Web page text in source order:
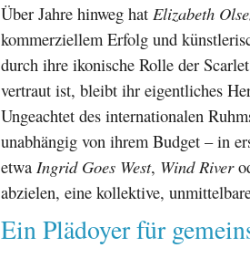
Über Jahre hinweg hat Elizabeth
kommerziellem Erfolg und
durch ihre ikonische Rolle der
vertraut ist, bleibt ihr eigentliches
Ungeachtet des internationalen
unabhängig von ihrem Budget – in
etwa Ingrid Goes West, Wind River
abzielen, eine kollektive,
Ein Plädoyer für